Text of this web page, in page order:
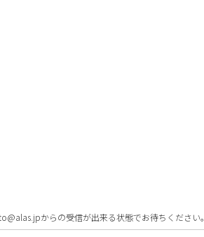
からの受信が出来る状態でお待ちください。